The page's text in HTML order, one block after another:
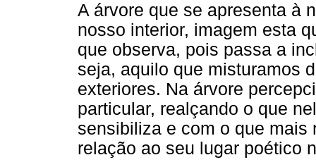
A árvore que se apresenta à
nosso interior, imagem esta
que observa, pois passa a
seja, aquilo que misturamos
exteriores. Na árvore
particular, realçando o que
sensibiliza e com o que
relação ao seu lugar poético